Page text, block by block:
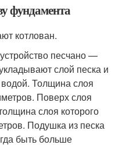
фундамента
котлован.
песчано —
слой песка и
Толщина слоя
Поверх слоя
слоя которого
Подушка из песка
быть больше